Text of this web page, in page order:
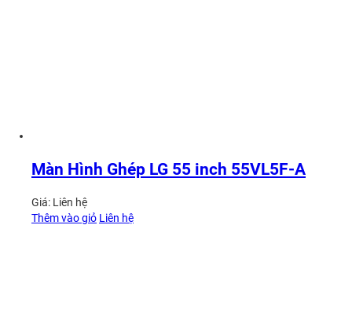
Màn Hình Ghép LG 55 inch 55VL5F-A
Giá: Liên hệ
Thêm vào giỏ Liên hệ